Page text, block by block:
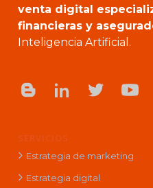
venta digital
financieras y
Inteligencia Artificial.
SERVICIOS
Estrategia de marketing
Estrategia digital